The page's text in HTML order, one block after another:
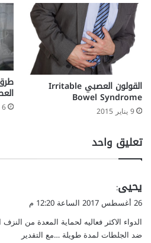
القولون العصبي Irritable
Bowel Syndrome
9 يناير 2015 6 ديسمبر 2014
تعليق واحد
ي
ق
ل
يحيى:
26 أغسطس 2017 الساعة 12:20 م
الدواء الاكثر فعاليه لحماية المعدة من
ضد الجلطات لمدة طويلة …مع التقدير